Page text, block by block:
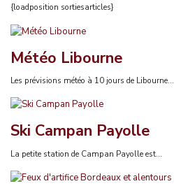
{loadposition sortiesarticles}
Météo Libourne
Les prévisions météo à 10 jours de Libourne...
Ski Campan Payolle
La petite station de Campan Payolle est...